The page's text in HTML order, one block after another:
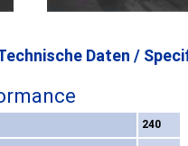
Daten /
240